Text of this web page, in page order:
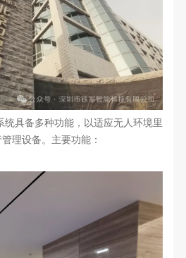
具备多种功能，以适应无人环境里
理设备。主要功能：